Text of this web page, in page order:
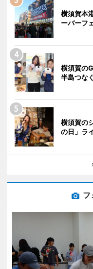
横須賀本
ーバーフ
横須賀の
半島つな
横須賀の
の日」ラ
フ